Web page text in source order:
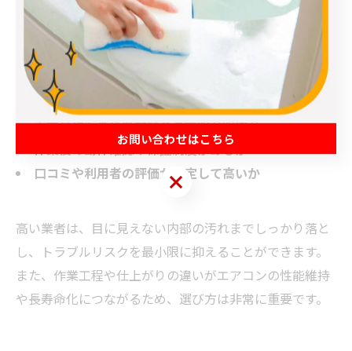
有資格者や専門研修を受けたスタッフが対応している
か
分解洗浄や最新機種への対応実績が豊富か
事前見積もりや追加料金の説明が明確か
作業後の動作確認や保証制度があるか
口コミや利用者の評価が安定して高いか
高い業者は、目に見えない内部の汚れまでしっかり落と
し、トラブルリスクを最小限に抑えることができます。
また、作業工程や仕上がりの違いがエアコンの性能維持
や長寿命化につながるため、選び方は非常に重要です。
お問い合わせはこちら
お問い合わせはこちら